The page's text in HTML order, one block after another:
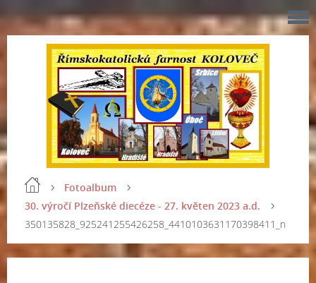
Fotoalbum
30. výročí Plzeňské diecéze - 27. květen 2023 a.d.
350135828_925241255426258_4410103631170398411_n